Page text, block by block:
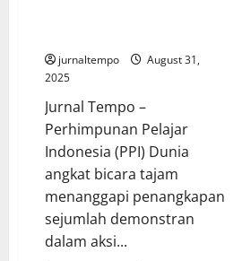
jurnaltempo
August 31,
2025
Jurnal Tempo –
Perhimpunan Pelajar
Indonesia (PPI) Dunia
angkat bicara tajam
menanggapi penangkapan
sejumlah demonstran
dalam aksi...